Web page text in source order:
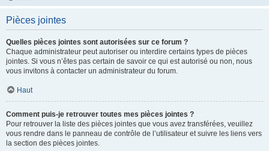
Pièces jointes
Quelles pièces jointes sont autorisées sur ce forum ?
Chaque administrateur peut autoriser ou interdire certains types de pièces
jointes. Si vous n’êtes pas certain de savoir ce qui est autorisé ou non, nous
vous invitons à contacter un administrateur du forum.
Haut
Comment puis-je retrouver toutes mes pièces jointes ?
Pour retrouver la liste des pièces jointes que vous avez transférées, veuillez
vous rendre dans le panneau de contrôle de l’utilisateur et suivre les liens vers
la section des pièces jointes.